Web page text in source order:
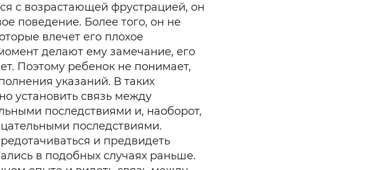
с возрастающей фрустрацией, он
поведение. Более того, он не
влечет его плохое
делают ему замечание, его
Поэтому ребенок не понимает,
указаний. В таких
установить связь между
последствиями и, наоборот,
последствиями.
и предвидеть
в подобных случаях раньше.